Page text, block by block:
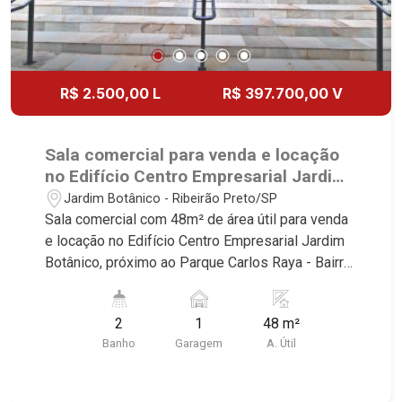
R$ 2.500,00 L R$ 397.700,00 V
Sala comercial para venda e locação
no Edifício Centro Empresarial Jardim
Botânico, próximo ao Parque Carlos
Raya - Ribeirão Preto/SP.
Jardim Botânico - Ribeirão Preto/SP
Sala comercial com 48m² de área útil para venda
e locação no Edifício Centro Empresarial Jardim
Botânico, próximo ao Parque Carlos Raya - Bairro
características deste imóvel que a Martinelli
Imobiliária selecionou para você: - 48m² de área
útil - 2 WCs masculino e feminino - Copa - 1 vaga
2
Banho
1
Garagem
48 m²
A. Útil